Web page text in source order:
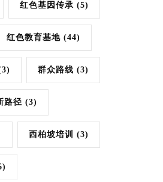
红色基因传承 (5)
红色教育基地 (44)
群众路线 (3)
路径 (3)
西柏坡培训 (3)